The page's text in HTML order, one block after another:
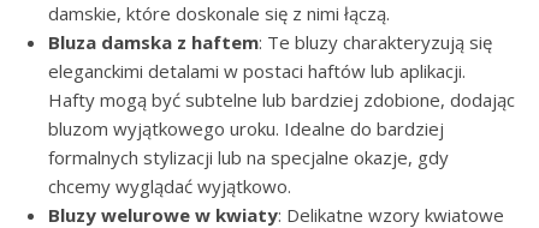
damskie, które doskonale się z nimi łączą.
Bluza damska z haftem: Te bluzy charakteryzują się
eleganckimi detalami w postaci haftów lub aplikacji.
Hafty mogą być subtelne lub bardziej zdobione, dodając
bluzom wyjątkowego uroku. Idealne do bardziej
formalnych stylizacji lub na specjalne okazje, gdy
chcemy wyglądać wyjątkowo.
Bluzy welurowe w kwiaty: Delikatne wzory kwiatowe